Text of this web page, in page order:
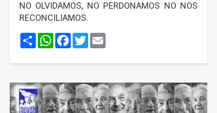
NO OLVIDAMOS, NO PERDONAMOS NO NOS
RECONCILIAMOS.
ShareWhatsApp
Facebook
Twitter